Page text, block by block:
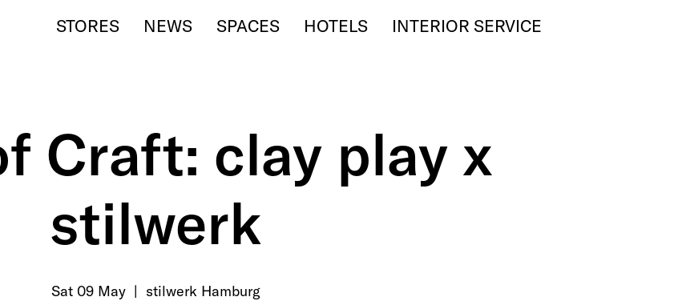
STORES NEWS SPACES HOTELS INTERIOR SERVICE
Craft: clay play x
stilwerk
Sat 09 May
  |
stilwerk Hamburg